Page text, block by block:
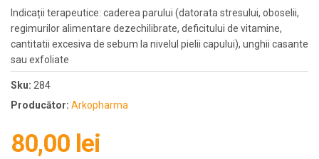
Indicații terapeutice: caderea parului (datorata stresului, oboselii,
regimurilor alimentare dezechilibrate, deficitului de vitamine,
cantitatii excesiva de sebum la nivelul pielii capului), unghii casante
sau exfoliate
Sku: 284
Producător: Arkopharma
80,00 lei